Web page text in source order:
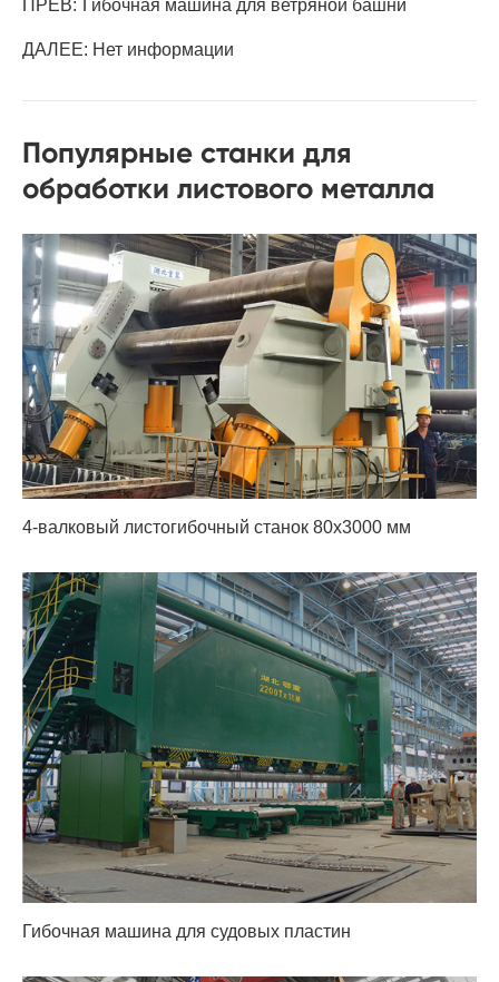
ПРЕВ: Гибочная машина для ветряной башни
ДАЛЕЕ: Нет информации
Популярные станки для
обработки листового металла
4-валковый листогибочный станок 80x3000 мм
Гибочная машина для судовых пластин